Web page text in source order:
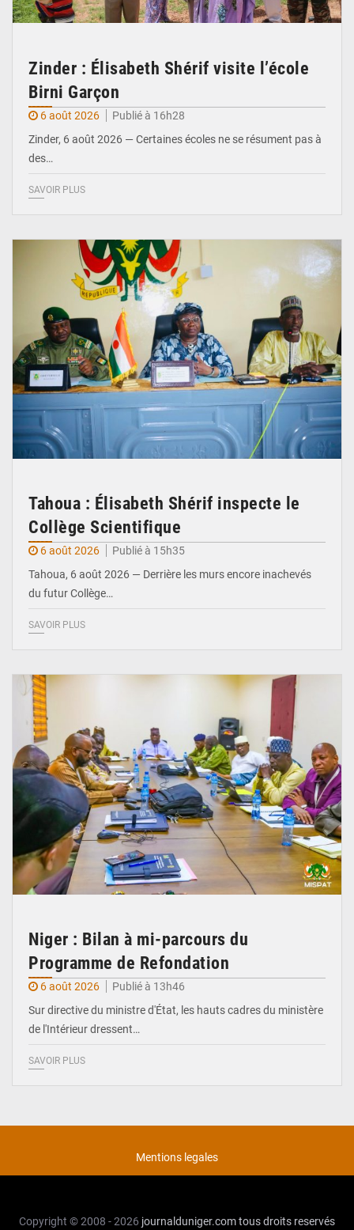
Zinder : Élisabeth Shérif visite l’école
Birni Garçon
6 août 2026
Publié à 16h28
Zinder, 6 août 2026 — Certaines écoles ne se résument pas à
des…
SAVOIR PLUS
Tahoua : Élisabeth Shérif inspecte le
Collège Scientifique
6 août 2026
Publié à 15h35
Tahoua, 6 août 2026 — Derrière les murs encore inachevés
du futur Collège…
SAVOIR PLUS
Niger : Bilan à mi-parcours du
Programme de Refondation
6 août 2026
Publié à 13h46
Sur directive du ministre d'État, les hauts cadres du ministère
de l'Intérieur dressent…
SAVOIR PLUS
Mentions legales
Copyright © 2008 - 2026 journalduniger.comtous droits reservés